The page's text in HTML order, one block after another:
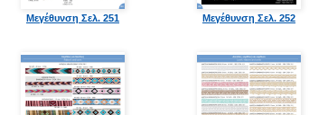
Μεγέθυνση Σελ. 251 Μεγέθυνση Σελ. 252